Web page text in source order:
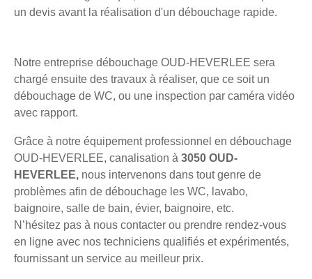
un devis avant la réalisation d'un débouchage rapide.
Notre entreprise débouchage OUD-HEVERLEE sera
chargé ensuite des travaux à réaliser, que ce soit un
débouchage de WC, ou une inspection par caméra vidéo
avec rapport.
Grâce à notre équipement professionnel en débouchage
OUD-HEVERLEE, canalisation à 3050 OUD-
HEVERLEE, nous intervenons dans tout genre de
problèmes afin de débouchage les WC, lavabo,
baignoire, salle de bain, évier, baignoire, etc.
N’hésitez pas à nous contacter ou prendre rendez-vous
en ligne avec nos techniciens qualifiés et expérimentés,
fournissant un service au meilleur prix.